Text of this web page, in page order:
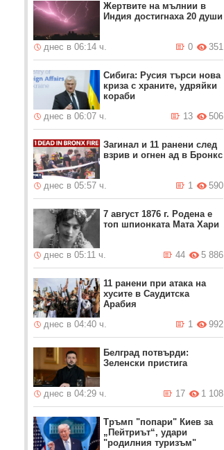
Жертвите на мълнии в
Индия достигнаха 20 души
днес в 06:14 ч. 351
0
Сибига: Русия търси нова
криза с храните, удряйки
кораби
днес в 06:07 ч.
506
13
Загинал и 11 ранени след
взрив и огнен ад в Бронкс
днес в 05:57 ч. 590
1
7 август 1876 г. Родена е
топ шпионката Мата Хари
днес в 05:11 ч. 5 886
44
11 ранени при атака на
хусите в Саудитска
Арабия
днес в 04:40 ч.
992
1
Белград потвърди:
Зеленски пристига
днес в 04:29 ч. 1 108
17
Тръмп "попари" Киев за
„Пейтриът“, удари
"родилния туризъм"